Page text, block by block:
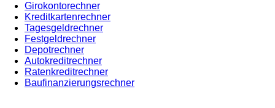
Girokontorechner
Kreditkartenrechner
Tagesgeldrechner
Festgeldrechner
Depotrechner
Autokreditrechner
Ratenkreditrechner
Baufinanzierungsrechner